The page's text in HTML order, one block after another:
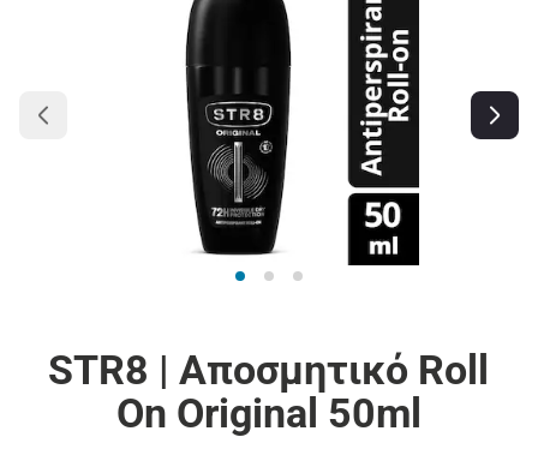
STR8 | Αποσμητικό Roll
On Original 50ml